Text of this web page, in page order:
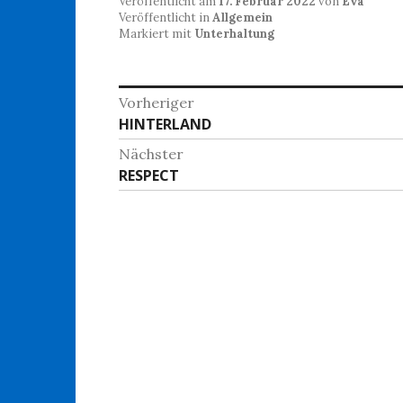
Veröffentlicht inAllgemein
Markiert mit Unterhaltung
Beitragsnavigation
Vorheriger
Vorheriger
Beitrag:
HINTERLAND
Nächster
Nächster
Beitrag:
RESPECT